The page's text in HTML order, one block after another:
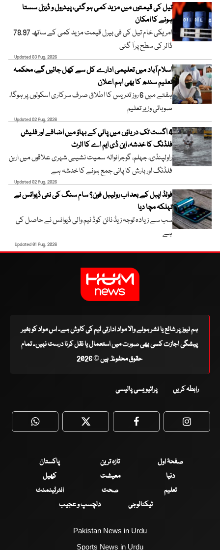
تیل کی قیمتوں میں مزید کمی ہو گئی، پیٹرول و ڈیزل سستا
ہونے کا امکان
امریکی خام تیل کی فی بیرل قیمت مزید کمی کے ساتھ 78.97
ڈالر کی سطح پر آ گئی
Updated 03 Aug, 2026
اسلام آباد میں تعلیمی ادارے کل سے کھل جائیں گے، محکمہ
تعلیم سندھ کا بھی اہم اعلان
ہفتے میں 6 روز تدریس کا اطلاق صرف سرکاری اسکولوں پر ہوگا،
صوبائی وزیر تعلیم
Updated 02 Aug, 2026
4 اگست تک دریاؤں میں پانی کے بہاؤ میں اضافے اور فلیش
فلڈنگ کا خدشہ، این ڈی ایم اے کا الرٹ
راولپنڈی، جہلم، گوجرانوالہ سمیت نشیبی شہری علاقوں میں اربن
فلڈنگ اور بارش کا پانی جمع ہونے کا خدشہ ہے
Updated 02 Aug, 2026
فولڈ ایبل کے بعد اب رولیبل فون؟ سام سنگ کی نئی ڈیوائس نے
تہلکہ مچا دیا
سب سے زیادہ توجہ زیڈ نائن کوڈ نیم والی ڈیوائس نے حاصل کی
ہے
Updated 01 Aug, 2026
ہم نیوز پر شائع یا نشر ہونے والا مواد ادارتی ٹیم کی کاوش ہے۔ اس مواد کو بغیر
پیشگی اجازت کسی بھی صورت میں استعمال یا نقل کرنا درست نہیں۔ تمام
حقوق محفوظ ہیں © 2026
رابطہ کریں پرائیویسی پالیسی
WhatsApp Twitter Facebook
صفحۂ اول تازہ ترین
پاکستان
دنیا
معیشت
کھیل
تعلیم
صحت
انٹرٹینمنٹ
ٹیکنالوجی
دلچسپ و عجیب
Pakistan News in Urdu
Sports News in Urdu